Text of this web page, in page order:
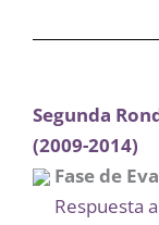
Segunda
(2009-2014)
Fase de
Respuesta